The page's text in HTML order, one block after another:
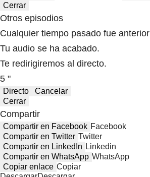
Cerrar
Otros episodios
Cualquier tiempo pasado fue anterior
Tu audio se ha acabado.
Te redirigiremos al directo.
5 "
Directo
Cancelar
Cerrar
Compartir
Compartir en Facebook Facebook
Compartir en Twitter Twitter
Compartir en LinkedIn Linkedin
Compartir en WhatsApp WhatsApp
Copiar enlace Copiar